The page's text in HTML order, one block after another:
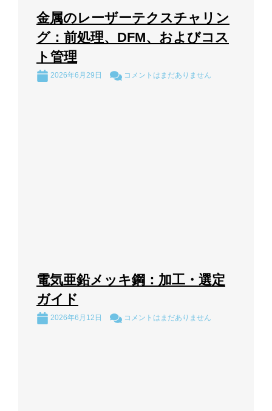
金属のレーザーテクスチャリン
グ：前処理、DFM、およびコス
ト管理
2026年6月29日 コメントはまだありません
電気亜鉛メッキ鋼：加工・選定
ガイド
2026年6月12日 コメントはまだありません